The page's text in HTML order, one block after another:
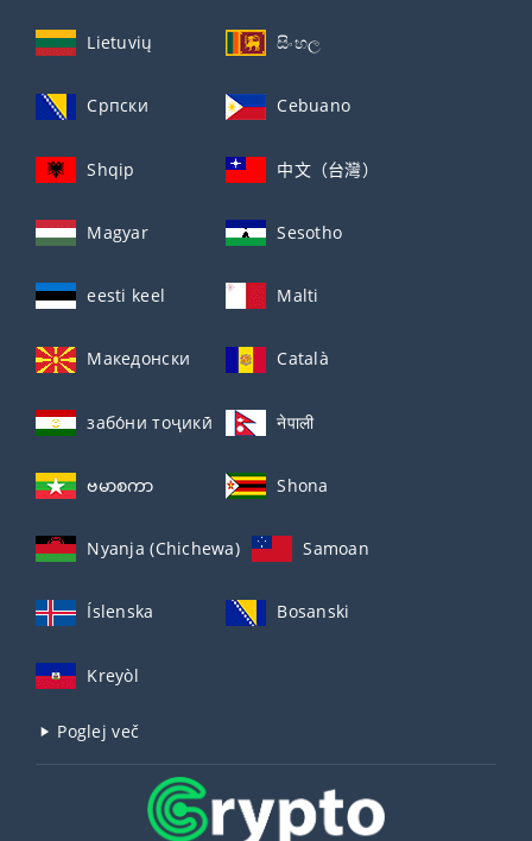
Lietuvių සිංහල
Српски Cebuano
Shqip 中文（台灣）
Magyar Sesotho
eesti keel Malti
Македонски Català
забо́ни тоҷикӣ́ नेपाली
ဗမာစကာ Shona
Nyanja (Chichewa) Samoan
Íslenska Bosanski
Kreyòl
Poglej več